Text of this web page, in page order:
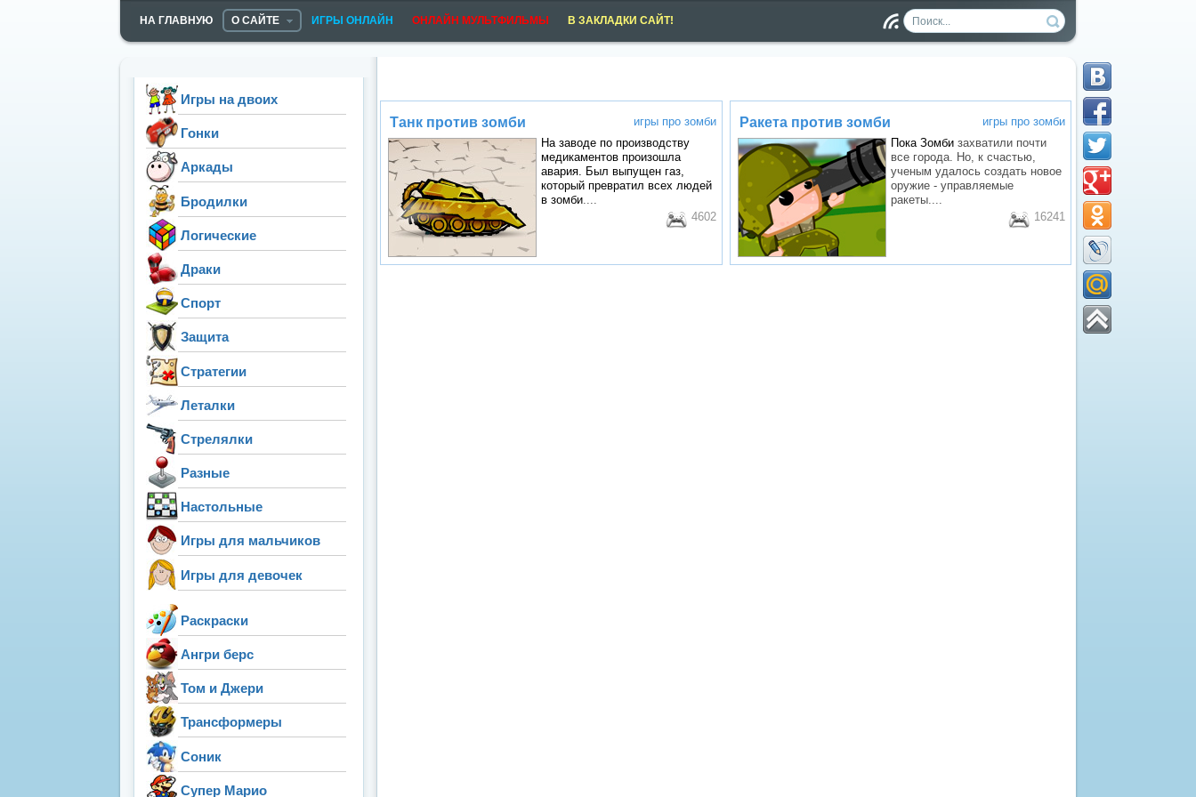
НА ГЛАВНУЮ О САЙТЕ ИГРЫ ОНЛАЙН ОНЛАЙН МУЛЬТФИЛЬМЫ
В ЗАКЛАДКИ САЙТ!
ен
Танк против зомби
игры про зомби
На заводе по производству
медикаментов произошла
авария. Был выпущен газ,
который превратил всех людей
в зомби
4602
Ракета против зомби
игры про зомби
Пока Зомбизахватили почти
все города. Но, к счастью,
ученым удалось создать новое
оружие - управляемые
ракеты....
16241
Игры на двоих
Гонки
Аркады
Бродилки
Логические
Драки
Спорт
Защита
Стратегии
Леталки
Стрелялки
Разные
Настольные
Игры для мальчиков
Игры для девочек
Раскраски
Ангри берс
Том и Джери
Трансформеры
Соник
Супер Марио